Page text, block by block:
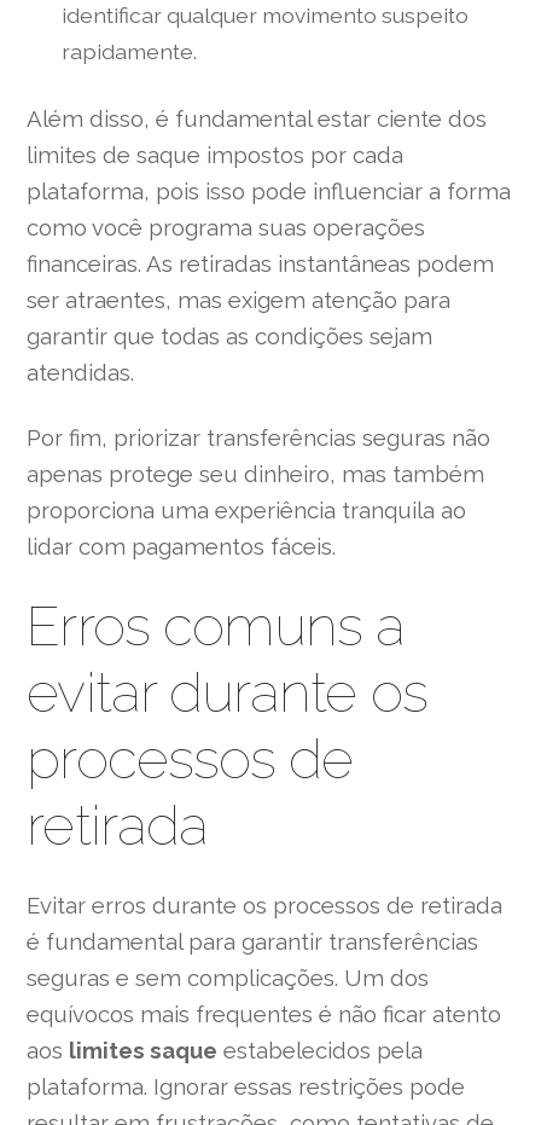
identificar qualquer movimento suspeito
rapidamente.
Além disso, é fundamental estar ciente dos
limites de saque impostos por cada
plataforma, pois isso pode influenciar a forma
como você programa suas operações
financeiras. As retiradas instantâneas podem
ser atraentes, mas exigem atenção para
garantir que todas as condições sejam
atendidas.
Por fim, priorizar transferências seguras não
apenas protege seu dinheiro, mas também
proporciona uma experiência tranquila ao
lidar com pagamentos fáceis.
Erros comuns a
evitar durante os
processos de
retirada
Evitar erros durante os processos de retirada
é fundamental para garantir transferências
seguras e sem complicações. Um dos
equívocos mais frequentes é não ficar atento
aos limites saque estabelecidos pela
plataforma. Ignorar essas restrições pode